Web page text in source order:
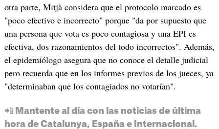
otra parte, Mitjà considera que el protocolo marcado es
"poco efectivo e incorrecto" porque "da por supuesto que
una persona que vota es poco contagiosa y una EPI es
efectiva, dos razonamientos del todo incorrectos". Además,
el epidemiólogo asegura que no conoce el detalle judicial
pero recuerda que en los informes previos de los jueces, ya
"determinaban que los contagiados no votarían".
📲 Mantente al día con las noticias de última
hora de Catalunya, España e Internacional.